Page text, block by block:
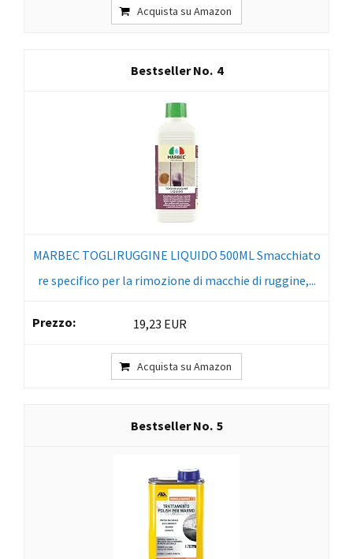
Acquista su Amazon
4
MARBEC TOGLIRUGGINE LIQUIDO 500ML Smacchiato
re specifico per la rimozione di macchie di ruggine,...
19,23 EUR
Acquista su Amazon
5